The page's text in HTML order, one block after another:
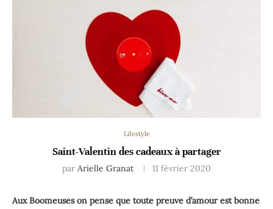
Lifestyle
Saint-Valentin des cadeaux à partager
par Arielle Granat 11 février 2020
Aux Boomeuses on pense que toute preuve d’amour est bonne